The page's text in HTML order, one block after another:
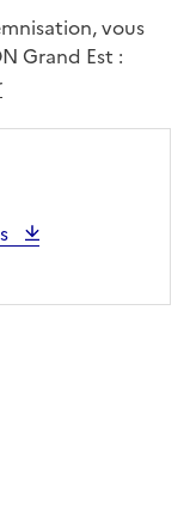
vous
Grand Est :
Twitter)
email